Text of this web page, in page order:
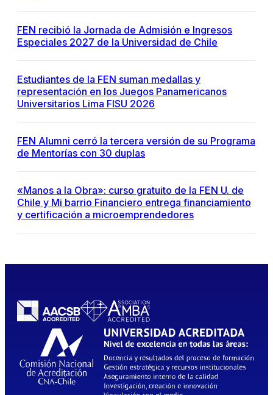
FEN recibió la Jornada de Admisión e Ingresos
Especiales 2027 de la Universidad de Chile
Estudiantes de la FEN suman medallas y
representación en los Juegos Panamericanos
Universitarios Lima FISU 2026
FEN Alumni cerró la tercera versión de su Programa
de Mentorías con 30 duplas
«Manos a la Obra»: curso gratuito de la FEN U. de
Chile y Mi barrio Financiero entrega financiamiento
y certificación a microemprendedores